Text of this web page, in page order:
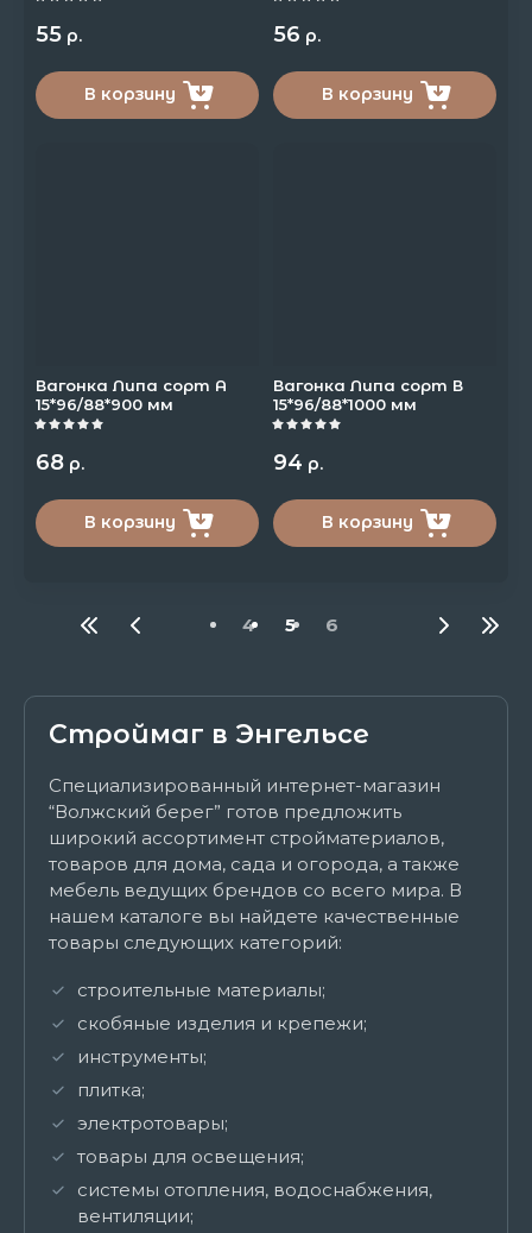
55 р.
В корзину
56 р.
В корзину
Вагонка Липа сорт А
15*96/88*900 мм
68 р.
В корзину
Вагонка Липа сорт В
15*96/88*1000 мм
94 р.
В корзину
4 5 6
Строймаг в Энгельсе
Специализированный интернет-магазин
“Волжский берег” готов предложить
широкий ассортимент стройматериалов,
товаров для дома, сада и огорода, а также
мебель ведущих брендов со всего мира. В
нашем каталоге вы найдете качественные
товары следующих категорий:
строительные материалы;
скобяные изделия и крепежи;
инструменты;
плитка;
электротовары;
товары для освещения;
системы отопления, водоснабжения,
вентиляции;